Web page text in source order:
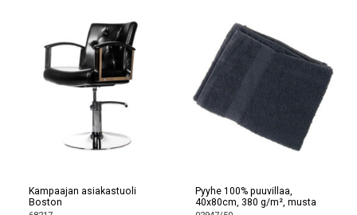
Kampaajan asiakastuoli
Boston
Pyyhe 100% puuvillaa,
40x80cm, 380 g/m², musta